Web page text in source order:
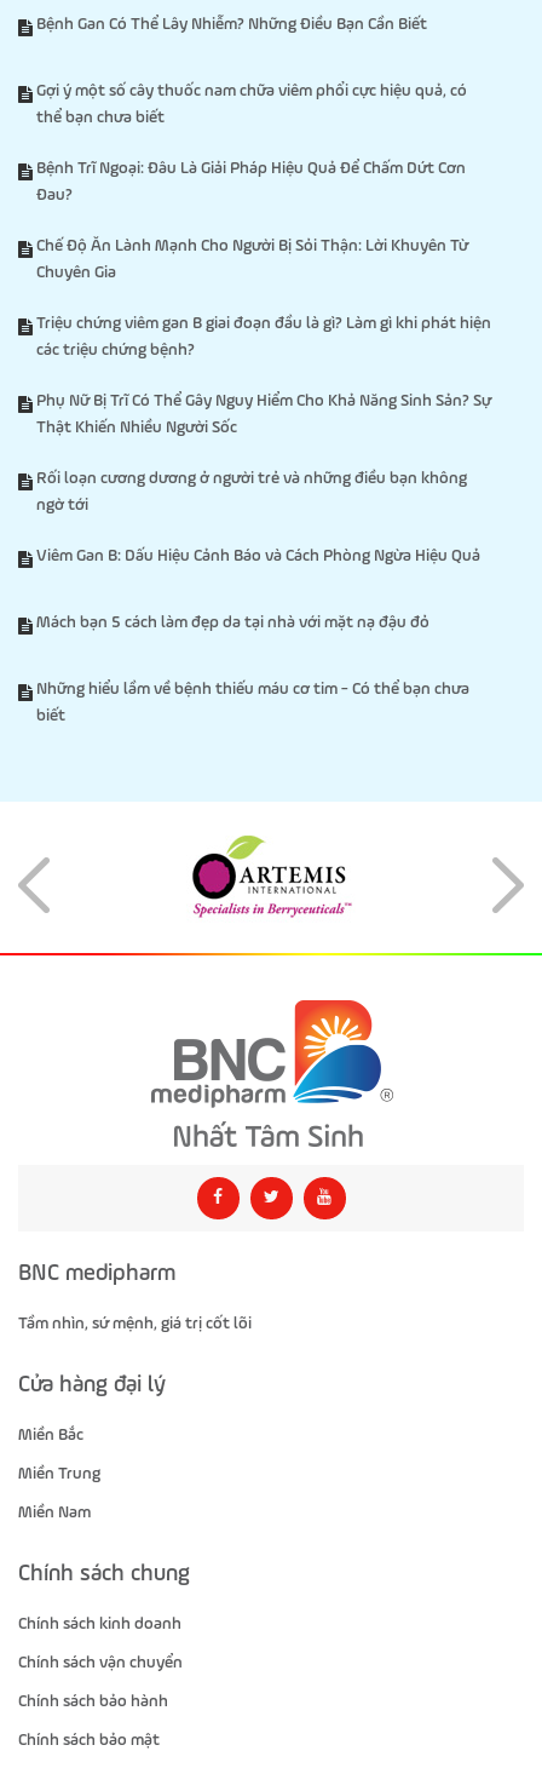
Bệnh Gan Có Thể Lây Nhiễm? Những Điều Bạn Cần Biết
Gợi ý một số cây thuốc nam chữa viêm phổi cực hiệu quả, có
thể bạn chưa biết
Bệnh Trĩ Ngoại: Đâu Là Giải Pháp Hiệu Quả Để Chấm Dứt Cơn
Đau?
Chế Độ Ăn Lành Mạnh Cho Người Bị Sỏi Thận: Lời Khuyên Từ
Chuyên Gia
Triệu chứng viêm gan B giai đoạn đầu là gì? Làm gì khi phát hiện
các triệu chứng bệnh?
Phụ Nữ Bị Trĩ Có Thể Gây Nguy Hiểm Cho Khả Năng Sinh Sản? Sự
Thật Khiến Nhiều Người Sốc
Rối loạn cương dương ở người trẻ và những điều bạn không
ngờ tới
Viêm Gan B: Dấu Hiệu Cảnh Báo và Cách Phòng Ngừa Hiệu Quả
Mách bạn 5 cách làm đẹp da tại nhà với mặt nạ đậu đỏ
Những hiểu lầm về bệnh thiếu máu cơ tim - Có thể bạn chưa
biết
BNC medipharm
Tầm nhìn, sứ mệnh, giá trị cốt lõi
Cửa hàng đại lý
Miền Bắc
Miền Trung
Miền Nam
Chính sách chung
Chính sách kinh doanh
Chính sách vận chuyển
Chính sách bảo hành
Chính sách bảo mật